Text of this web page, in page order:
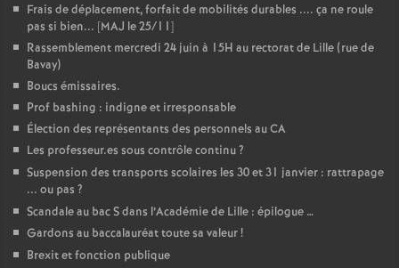
d
g
r
Frais de déplacement, forfait de mobilités durables .... ça ne roule
pas si bien... [MAJ le 25/11]
Rassemblement mercredi 24 juin à 15H au rectorat de Lille (rue de
Bavay)
Boucs émissaires.
Prof bashing : indigne et irresponsable
Élection des représentants des personnels au CA
Les professeur.es sous contrôle continu?
Suspension des transports scolaires les 30 et 31 janvier : rattrapage
... ou pas ?
Scandale au bac S dans l’Académie de Lille : épilogue …
Gardons au baccalauréat toute sa valeur!
Brexit et fonction publique